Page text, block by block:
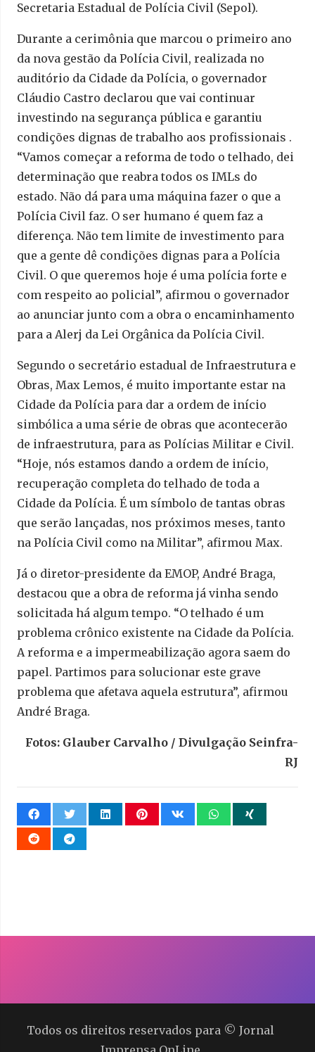
Secretaria Estadual de Polícia Civil (Sepol).
Durante a cerimônia que marcou o primeiro ano
da nova gestão da Polícia Civil, realizada no
auditório da Cidade da Polícia, o governador
Cláudio Castro declarou que vai continuar
investindo na segurança pública e garantiu
condições dignas de trabalho aos profissionais .
“Vamos começar a reforma de todo o telhado, dei
determinação que reabra todos os IMLs do
estado. Não dá para uma máquina fazer o que a
Polícia Civil faz. O ser humano é quem faz a
diferença. Não tem limite de investimento para
que a gente dê condições dignas para a Polícia
Civil. O que queremos hoje é uma polícia forte e
com respeito ao policial”, afirmou o governador
ao anunciar junto com a obra o encaminhamento
para a Alerj da Lei Orgânica da Polícia Civil.
Segundo o secretário estadual de Infraestrutura e
Obras, Max Lemos, é muito importante estar na
Cidade da Polícia para dar a ordem de início
simbólica a uma série de obras que acontecerão
de infraestrutura, para as Polícias Militar e Civil.
“Hoje, nós estamos dando a ordem de início,
recuperação completa do telhado de toda a
Cidade da Polícia. É um símbolo de tantas obras
que serão lançadas, nos próximos meses, tanto
na Polícia Civil como na Militar”, afirmou Max.
Já o diretor-presidente da EMOP, André Braga,
destacou que a obra de reforma já vinha sendo
solicitada há algum tempo. “O telhado é um
problema crônico existente na Cidade da Polícia.
A reforma e a impermeabilização agora saem do
papel. Partimos para solucionar este grave
problema que afetava aquela estrutura”, afirmou
André Braga.
Fotos: Glauber Carvalho / Divulgação Seinfra-
RJ
Todos os direitos reservados para © Jornal